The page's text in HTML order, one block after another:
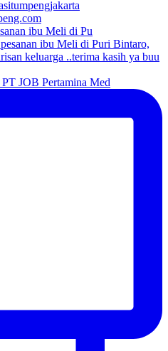
ibu Meli di Pu
JOB Pertamina Med